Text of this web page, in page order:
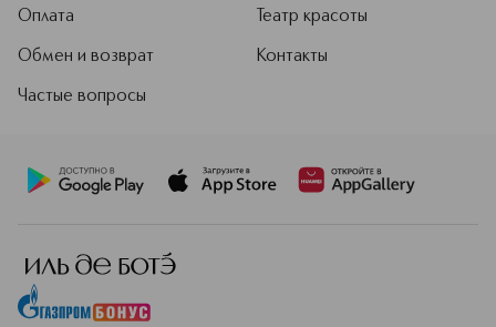
Оплата
Обмен и возврат
Частые вопросы
Театр красоты
Контакты